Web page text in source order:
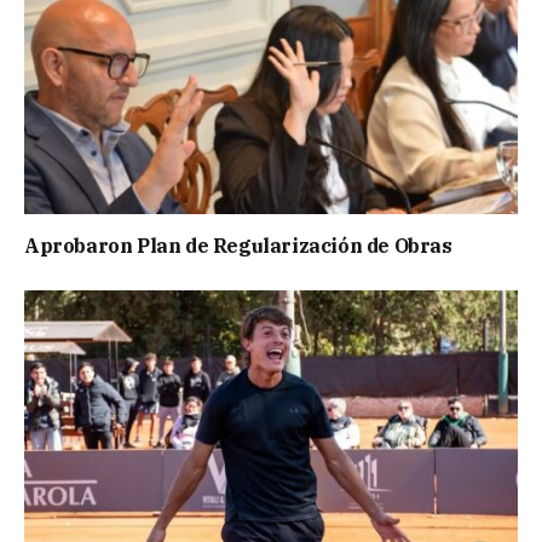
Aprobaron Plan de Regularización de Obras